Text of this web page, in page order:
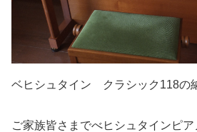
ベヒシュタイン クラシック118の
ご家族皆さまでべヒシュタインピ